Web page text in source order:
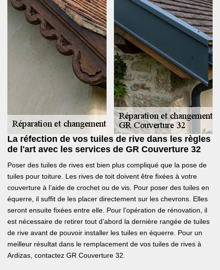
La réfection de vos tuiles de rive dans les règles
de l'art avec les services de GR Couverture 32
Poser des tuiles de rives est bien plus compliqué que la pose de
tuiles pour toiture. Les rives de toit doivent être fixées à votre
couverture à l’aide de crochet ou de vis. Pour poser des tuiles en
équerre, il suffit de les placer directement sur les chevrons. Elles
seront ensuite fixées entre elle. Pour l’opération de rénovation, il
est nécessaire de retirer tout d’abord la dernière rangée de tuiles
de rive avant de pouvoir installer les tuiles en équerre. Pour un
meilleur résultat dans le remplacement de vos tuiles de rives à
Ardizas, contactez GR Couverture 32.